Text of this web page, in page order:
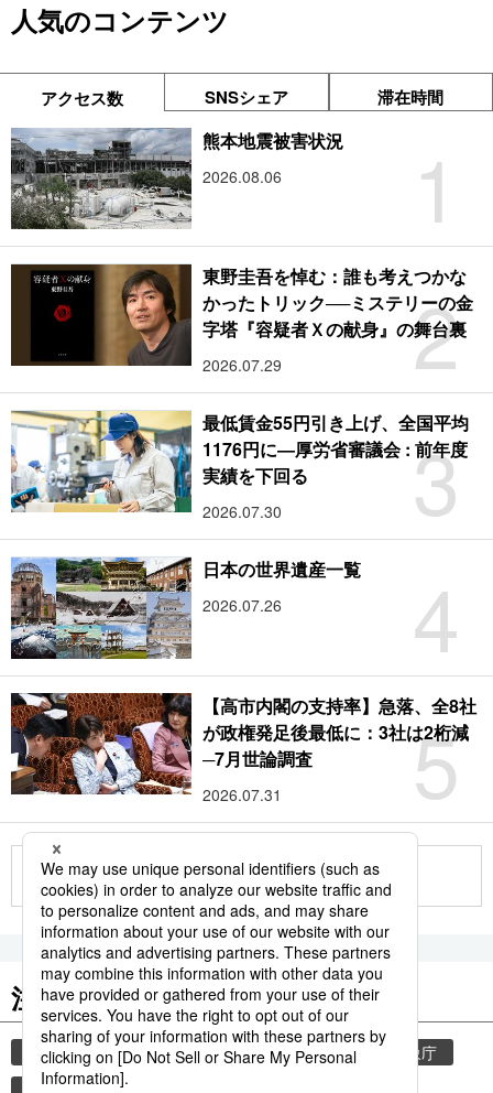
人気のコンテンツ
アクセス数 SNSシェア 滞在時間
1
熊本地震被害状況
2026.08.06
2
東野圭吾を悼む：誰も考えつかな
かったトリック──ミステリーの金
字塔『容疑者Ｘの献身』の舞台裏
2026.07.29
3
最低賃金55円引き上げ、全国平均
1176円に―厚労省審議会 : 前年度
実績を下回る
2026.07.30
4
日本の世界遺産一覧
2026.07.26
5
【高市内閣の支持率】急落、全8社
が政権発足後最低に：3社は2桁減
─7月世論調査
2026.07.31
もっと見る
注目のキーワード
共同通信ニュース 気象・災害 災害
気象庁